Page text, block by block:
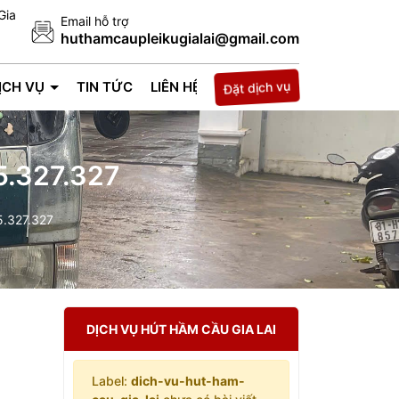
Email hỗ trợ
huthamcaupleikugialai@gmail.com
VỤ TIN TỨC LIÊN HỆ Đặt dịch vụ
DỊCH VỤ HÚT HẦM CẦU GIA LAI
Label: dich-vu-hut-ham-